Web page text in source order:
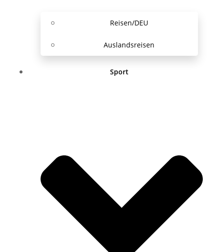
Reisen/DEU
Auslandsreisen
Sport